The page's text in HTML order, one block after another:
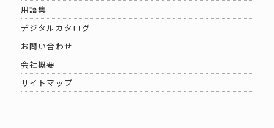
用語集
デジタルカタログ
お問い合わせ
会社概要
サイトマップ